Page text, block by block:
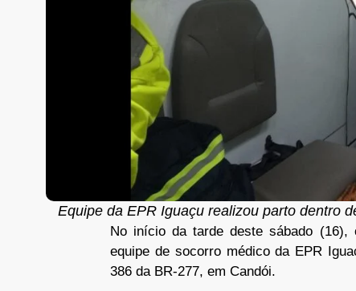
Equipe da EPR Iguaçu realizou parto dentro
No início da tarde deste sábado (16),
equipe de socorro médico da EPR
386 da BR-277, em Candói.